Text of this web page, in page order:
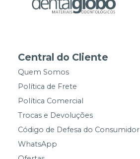
Central do Cliente
Quem Somos
Política de Frete
Política Comercial
Trocas e Devoluções
Código de Defesa do Consumidor
WhatsApp